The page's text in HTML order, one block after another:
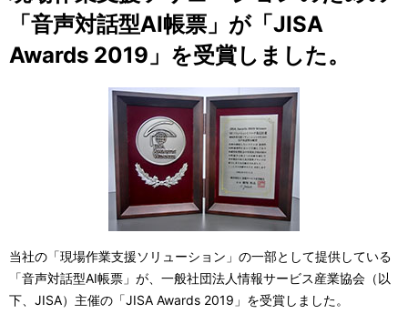
「音声対話型AI帳票」が「JISA
Awards 2019」を受賞しました。
当社の「現場作業支援ソリューション」の一部として提供している
「音声対話型AI帳票」が、一般社団法人情報サービス産業協会（以
下、JISA）主催の「JISA Awards 2019」を受賞しました。